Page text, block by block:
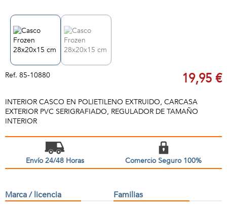
Ref. 85-10880 19,95 €
INTERIOR CASCO EN POLIETILENO EXTRUIDO, CARCASA
EXTERIOR PVC SERIGRAFIADO, REGULADOR DE TAMAÑO
INTERIOR
Envío 24/48 Horas Comercio Seguro 100%
Marca / licencia Familias